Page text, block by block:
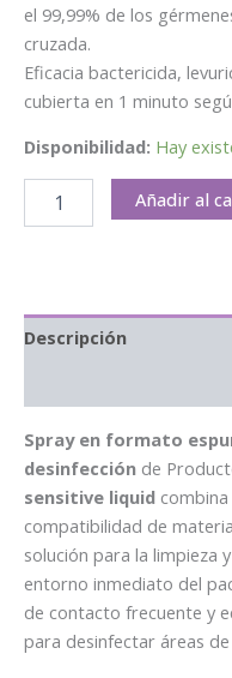
el 99,99% de los
cruzada.
Eficacia bactericida,
cubierta en 1 minuto
Disponibilidad: Hay
Añadir al
Descripción
Spray en formato
desinfección de
sensitive liquid
compatibilidad de
solución para la limpieza
entorno inmediato del
de contacto frecuente y
para desinfectar áreas de